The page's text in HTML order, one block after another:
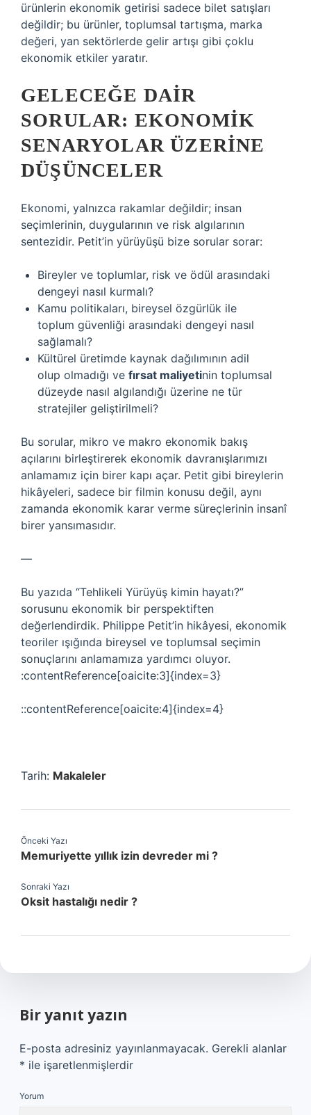
ürünlerin ekonomik getirisi sadece bilet satışları
değildir; bu ürünler, toplumsal tartışma, marka
değeri, yan sektörlerde gelir artışı gibi çoklu
ekonomik etkiler yaratır.
GELECEĞE DAIR
SORULAR: EKONOMIK
SENARYOLAR ÜZERINE
DÜŞÜNCELER
Ekonomi, yalnızca rakamlar değildir; insan
seçimlerinin, duygularının ve risk algılarının
sentezidir. Petit’in yürüyüşü bize sorular sorar:
Bireyler ve toplumlar, risk ve ödül arasındaki
dengeyi nasıl kurmalı?
Kamu politikaları, bireysel özgürlük ile
toplum güvenliği arasındaki dengeyi nasıl
sağlamalı?
Kültürel üretimde kaynak dağılımının adil
olup olmadığı ve fırsat maliyetinin toplumsal
düzeyde nasıl algılandığı üzerine ne tür
stratejiler geliştirilmeli?
Bu sorular, mikro ve makro ekonomik bakış
açılarını birleştirerek ekonomik davranışlarımızı
anlamamız için birer kapı açar. Petit gibi bireylerin
hikâyeleri, sadece bir filmin konusu değil, aynı
zamanda ekonomik karar verme süreçlerinin insanî
birer yansımasıdır.
—
Bu yazıda “Tehlikeli Yürüyüş kimin hayatı?”
sorusunu ekonomik bir perspektiften
değerlendirdik. Philippe Petit’in hikâyesi, ekonomik
teoriler ışığında bireysel ve toplumsal seçimin
sonuçlarını anlamamıza yardımcı oluyor.
:contentReference[oaicite:3]{index=3}
::contentReference[oaicite:4]{index=4}
Tarih: Makaleler
Önceki Yazı
Memuriyette yıllık izin devreder mi ?
Sonraki Yazı
Oksit hastalığı nedir ?
Bir yanıt yazın
E-posta adresiniz yayınlanmayacak. Gerekli alanlar
* ile işaretlenmişlerdir
Yorum